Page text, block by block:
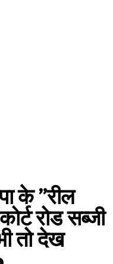
के "रील
रोड सब्जी
तो देख